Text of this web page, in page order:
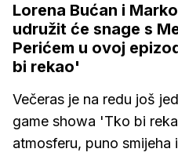
Lorena Bućan i
udružit će snage s
Perićem u ovoj
bi rekao'
Večeras je na redu još
game showa 'Tko bi
atmosferu, puno